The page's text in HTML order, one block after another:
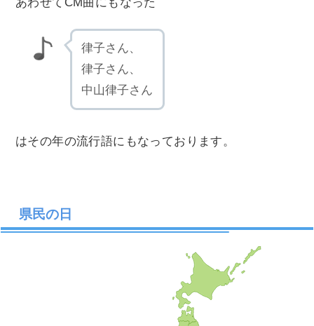
律子さん、
律子さん、
中山律子さん
はその年の流行語にもなっております。
県民の日